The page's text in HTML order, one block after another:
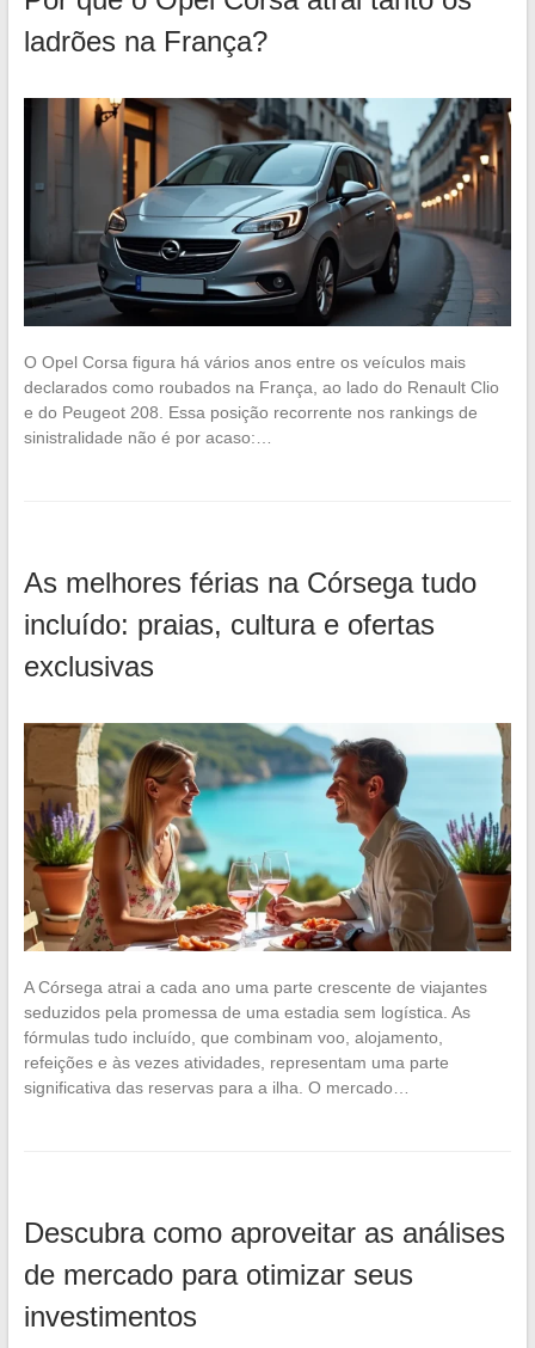
ladrões na França?
O Opel Corsa figura há vários anos entre os veículos mais
declarados como roubados na França, ao lado do Renault Clio
e do Peugeot 208. Essa posição recorrente nos rankings de
sinistralidade não é por acaso:…
As melhores férias na Córsega tudo
incluído: praias, cultura e ofertas
exclusivas
A Córsega atrai a cada ano uma parte crescente de viajantes
seduzidos pela promessa de uma estadia sem logística. As
fórmulas tudo incluído, que combinam voo, alojamento,
refeições e às vezes atividades, representam uma parte
significativa das reservas para a ilha. O mercado…
Descubra como aproveitar as análises
de mercado para otimizar seus
investimentos